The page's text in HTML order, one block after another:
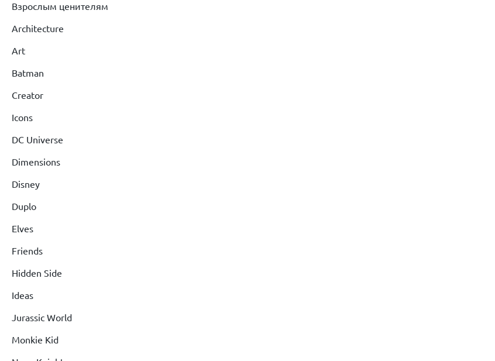
Взрослым ценителям
Architecture
Art
Batman
Creator
Icons
DC Universe
Dimensions
Disney
Duplo
Elves
Friends
Hidden Side
Ideas
Jurassic World
Monkie Kid